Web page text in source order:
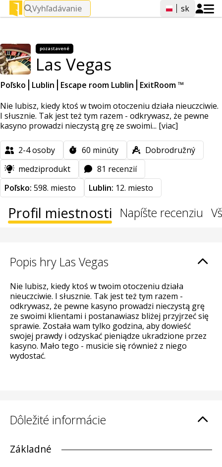
Vyhľadávanie sk
pozastavené
Las Vegas
Poľsko Lublin Escape room Lublin
ExitRoom ™
Nie lubisz, kiedy ktoś w twoim otoczeniu działa nieuczciwie.
I słusznie. Tak jest też tym razem - odkrywasz, że pewne
kasyno prowadzi nieczystą grę ze swoimi... [viac]
2-4osoby 60 minúty
Dobrodružný
medziprodukt
81 recenzií
Poľsko: 598. miesto Lublin: 12. miesto
Profil miestnosti Napíšte recenziu
Popis hry Las Vegas
Nie lubisz, kiedy ktoś w twoim otoczeniu działa
nieuczciwie. I słusznie. Tak jest też tym razem -
odkrywasz, że pewne kasyno prowadzi nieczystą grę
ze swoimi klientami i postanawiasz bliżej przyjrzeć się
sprawie. Została wam tylko godzina, aby dowieść
swojej prawdy i odzyskać pieniądze ukradzione przez
kasyno. Mało tego - musicie się również z niego
wydostać.
Dôležité informácie
Základné